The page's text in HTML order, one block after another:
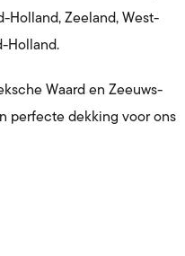
Levering
Holland, Zeeland, West-
Holland.
Waard en Zeeuws-
perfecte dekking voor ons